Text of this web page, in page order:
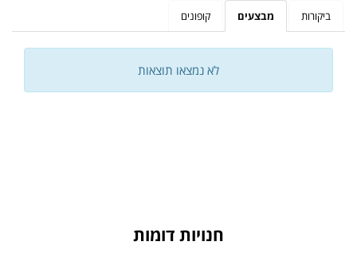
ביקורות מבצעים קופונים
לא נמצאו תוצאות
חנויות דומות